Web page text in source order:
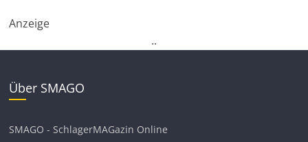
Anzeige
..
Über SMAGO
SMAGO - SchlagerMAGazin Online